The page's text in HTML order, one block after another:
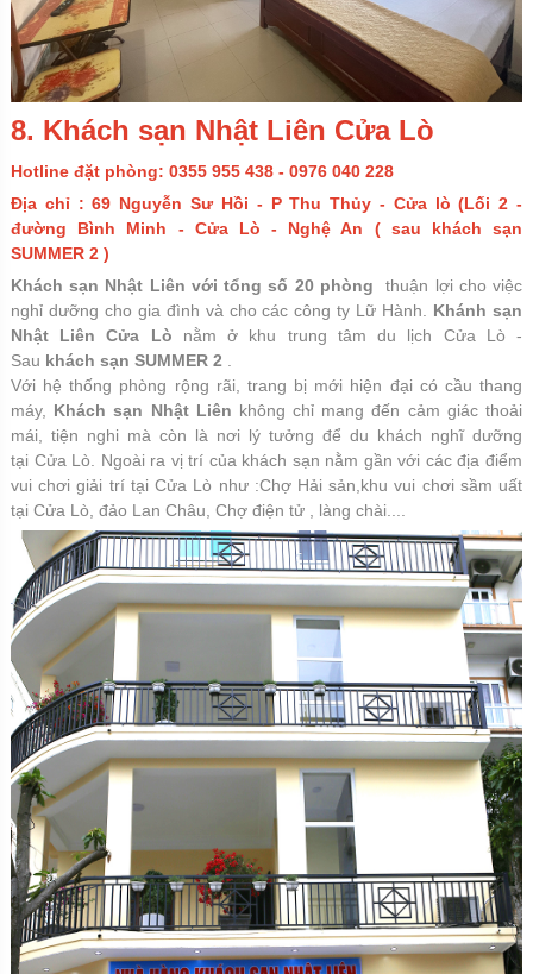
8. Khách sạn Nhật Liên Cửa Lò
Hotline đặt phòng: 0355 955 438 - 0976 040 228
Địa chỉ : 69 Nguyễn Sư Hồi - P Thu Thủy - Cửa lò (Lối 2 -
đường Bình Minh - Cửa Lò - Nghệ An ( sau khách sạn
SUMMER 2 )
Khách sạn Nhật Liên với tổng số 20 phòng thuận lợi cho việc
nghỉ dưỡng cho gia đình và cho các công ty Lữ Hành. Khánh sạn
Nhật Liên Cửa Lò nằm ở khu trung tâm du lịch Cửa Lò -
Sau khách sạn SUMMER 2 .
Với hệ thống phòng rộng rãi, trang bị mới hiện đại có cầu thang
máy, Khách sạn Nhật Liên không chỉ mang đến cảm giác thoải
mái, tiện nghi mà còn là nơi lý tưởng để du khách nghĩ dưỡng
tại Cửa Lò. Ngoài ra vị trí của khách sạn nằm gần với các địa điểm
vui chơi giải trí tại Cửa Lò như :Chợ Hải sản,khu vui chơi sầm uất
tại Cửa Lò, đảo Lan Châu, Chợ điện tử , làng chài....